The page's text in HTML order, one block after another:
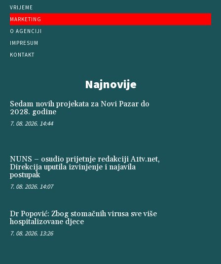
VRIJEME
MARKETING
O AGENCIJI
IMPRESUM
KONTAKT
Najnovije
Sedam novih projekata za Novi Pazar do
2028. godine
7. 08. 2026. 14:44
NUNS – osudio prijetnje redakciji A1tv.net,
Direkcija uputila izvinjenje i najavila
postupak
7. 08. 2026. 14:07
Dr Popović: Zbog stomačnih virusa sve više
hospitalizovane djece
7. 08. 2026. 13:26